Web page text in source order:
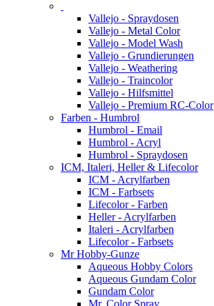
Vallejo - Spraydosen
Vallejo - Metal Color
Vallejo - Model Wash
Vallejo - Grundierungen
Vallejo - Weathering
Vallejo - Traincolor
Vallejo - Hilfsmittel
Vallejo - Premium RC-Color
Farben - Humbrol
Humbrol - Email
Humbrol - Acryl
Humbrol - Spraydosen
ICM, Italeri, Heller & Lifecolor
ICM - Acrylfarben
ICM - Farbsets
Lifecolor - Farben
Heller - Acrylfarben
Italeri - Acrylfarben
Lifecolor - Farbsets
Mr Hobby-Gunze
Aqueous Hobby Colors
Aqueous Gundam Color
Gundam Color
Mr. Color Spray